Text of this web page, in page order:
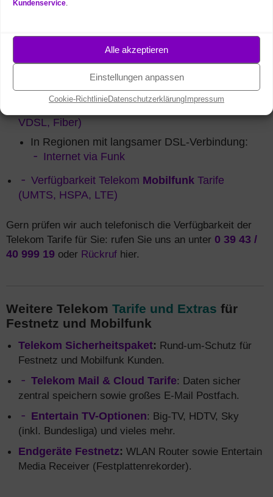
Kundenservice.
Alle akzeptieren
Einstellungen anpassen
Cookie-RichtlinieDatenschutzerklärung Impressum
überall in Deutschland mit
mit bis 250
MBit/s, mit Fiber / Glasfaser bis
1.000 MBit/s und perLTEmit bis zu 300 MBit/s.
VDSL, Fiber)
In Regionen mit langsamer DSL-Verbindung:
Internet via Funk
Verfügbarkeit Telekom Mobilfunk Tarife
(UMTS, HSPA, LTE)
Gern prüfen wir auch telefonisch die Verfügbarkeit der
Telekom Tarife für Sie: rufen Sie uns an unter 0 39 43 /
40 999 19 oder Rückruf hier.
Weitere Telekom Tarife und Extras für
Festnetz und Mobilfunk
Telekom Sicherheitspaket: Rund-um-Schutz für
Festnetz und Mobilfunk Kunden.
Telekom Mail & Cloud Tarife: Daten sicher
zentral speichern sowie großes E-Mail Postfach.
Entertain TV-Optionen: Big-TV, HDTV, Sky
(inkl. Bundesliga) und vieles mehr.
Endgeräte Festnetz: WLAN Router sowie Entertain
Media Receiver (Festplattenrekorder).